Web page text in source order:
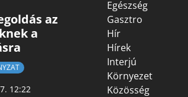
az
a
12:22
Egészség
Gasztro
Hír
Hírek
Interjú
Környezet
Közösség